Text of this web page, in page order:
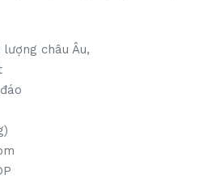
châu Âu,